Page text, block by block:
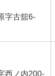
字古舘6-
西ノ内200-